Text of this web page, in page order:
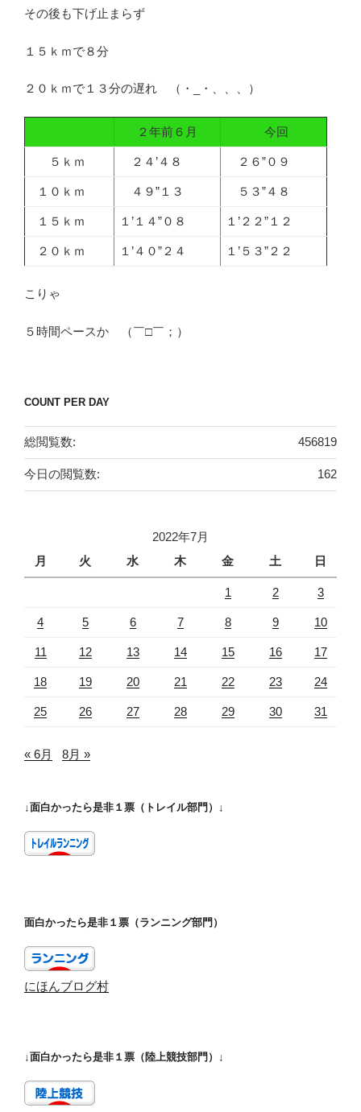
その後も下げ止まらず
１５ｋｍで８分
２０ｋｍで１３分の遅れ （・_・、、、）
２年前６月 今回
５ｋｍ ２４’４８ ２６”０９
１０ｋｍ ４９”１３ ５３”４８
１５ｋｍ １’１４”０８ １’２２”１２
２０ｋｍ １’４０”２４ １’５３”２２
こりゃ
５時間ペースか （￣□￣；）
COUNT PER DAY
456819
総閲覧数:
162
今日の閲覧数:
2022年7月
月
火 水 木 金 土 日
1 2 3
4 5 6 7 8 9 10
11 12 13 14 15 16 17
18 19 20 21 22 23 24
25 26 27 28 29 30 31
« 6月 8月 »
↓面白かったら是非１票（トレイル部門）↓
面白かったら是非１票（ランニング部門）
にほんブログ村
↓面白かったら是非１票（陸上競技部門）↓